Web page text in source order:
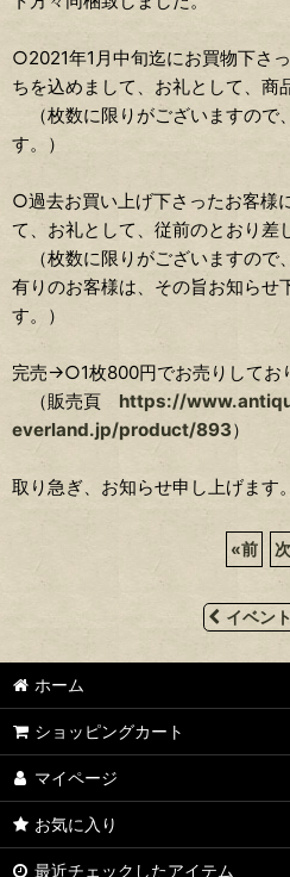
○2021年1月中旬迄にお買物下さ
ちを込めまして、お礼として、商
（枚数に限りがございますので
す。）
○過去お買い上げ下さったお客様
て、お礼として、従前のとおり差
（枚数に限りがございますので
有りのお客様は、その旨お知らせ
す。）
完売→○1枚800円でお売りしてお
（販売頁 https://
everland.jp/product/893）
取り急ぎ、お知らせ申し上げます。
«前 次
イベン
ホーム
ショッピングカート
マイページ
お気に入り
最近チェックしたアイテム